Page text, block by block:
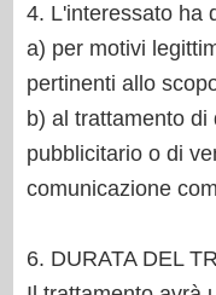
4. L'interessato ha
a) per motivi
pertinenti allo
b) al trattamento
pubblicitario o di
comunicazione
6. DURATA DEL